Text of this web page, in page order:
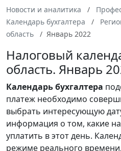
Новости и аналитика
Календарь бухгалтера
область
Январь 2022
Налоговый
область. Январь
Календарьбухгалтера
платеж необходимо
выбрать интересующую
информация о том, какие
уплатить в этот день.
режиме реального времени.